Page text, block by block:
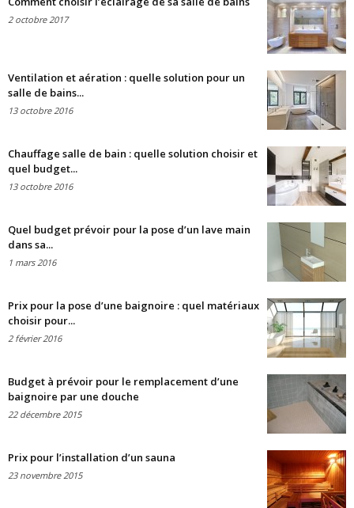
2 octobre 2017
Ventilation et aération : quelle solution pour un
salle de bains...
13 octobre 2016
Chauffage salle de bain : quelle solution choisir et
quel budget...
13 octobre 2016
Quel budget prévoir pour la pose d’un lave main
dans sa...
1 mars 2016
Prix pour la pose d’une baignoire : quel matériaux
choisir pour...
2 février 2016
Budget à prévoir pour le remplacement d’une
baignoire par une douche
22 décembre 2015
Prix pour l’installation d’un sauna
23 novembre 2015